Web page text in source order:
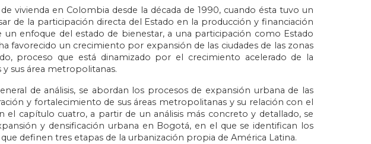
vivienda en Colombia desde la década de 1990, cuando ésta tuvo un
de la participación directa del Estado en la producción y financiación
un enfoque del estado de bienestar, a una participación como Estado
favorecido un crecimiento por expansión de las ciudades de las zonas
proceso que está dinamizado por el crecimiento acelerado de la
sus área metropolitanas.
de análisis, se abordan los procesos de expansión urbana de las
y fortalecimiento de sus áreas metropolitanas y su relación con el
el capítulo cuatro, a partir de un análisis más concreto y detallado, se
y densificación urbana en Bogotá, en el que se identifican los
definen tres etapas de la urbanización propia de América Latina.